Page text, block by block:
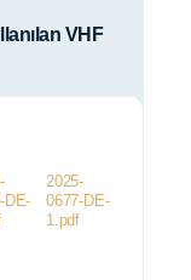
VHF
DE-
2025-
0677-DE-
1.pdf